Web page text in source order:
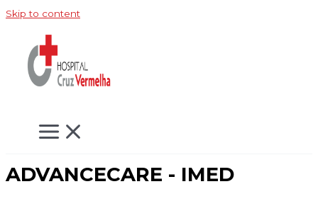
Skip to content
ADVANCECARE - IMED